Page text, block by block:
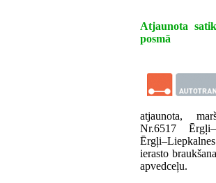
Atjaunota
posmā
atjaunota,
Nr.6517
ierasto
apvedceļu.